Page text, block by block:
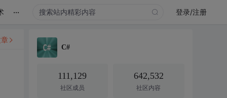
... 登录/注册
C#
111,129
社区成员
642,532
社区内容